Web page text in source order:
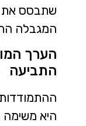
שתבסס את
המגבלה
הערך
התביעה
ההתמודדות
היא משימה